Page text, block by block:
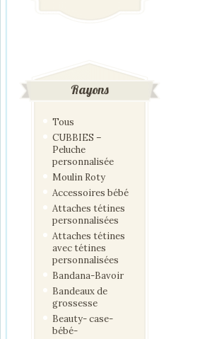
Rayons
Tous
CUBBIES –
Peluche
personnalisée
Moulin Roty
Accessoires bébé
Attaches tétines
personnalisées
Attaches tétines
avec tétines
personnalisées
Bandana-Bavoir
Bandeaux de
grossesse
Beauty- case-
bébé-